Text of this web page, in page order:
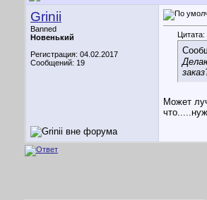
Grinii
Banned
Новенький
Регистрация: 04.02.2017
Сообщений: 19
Цитата:
Может